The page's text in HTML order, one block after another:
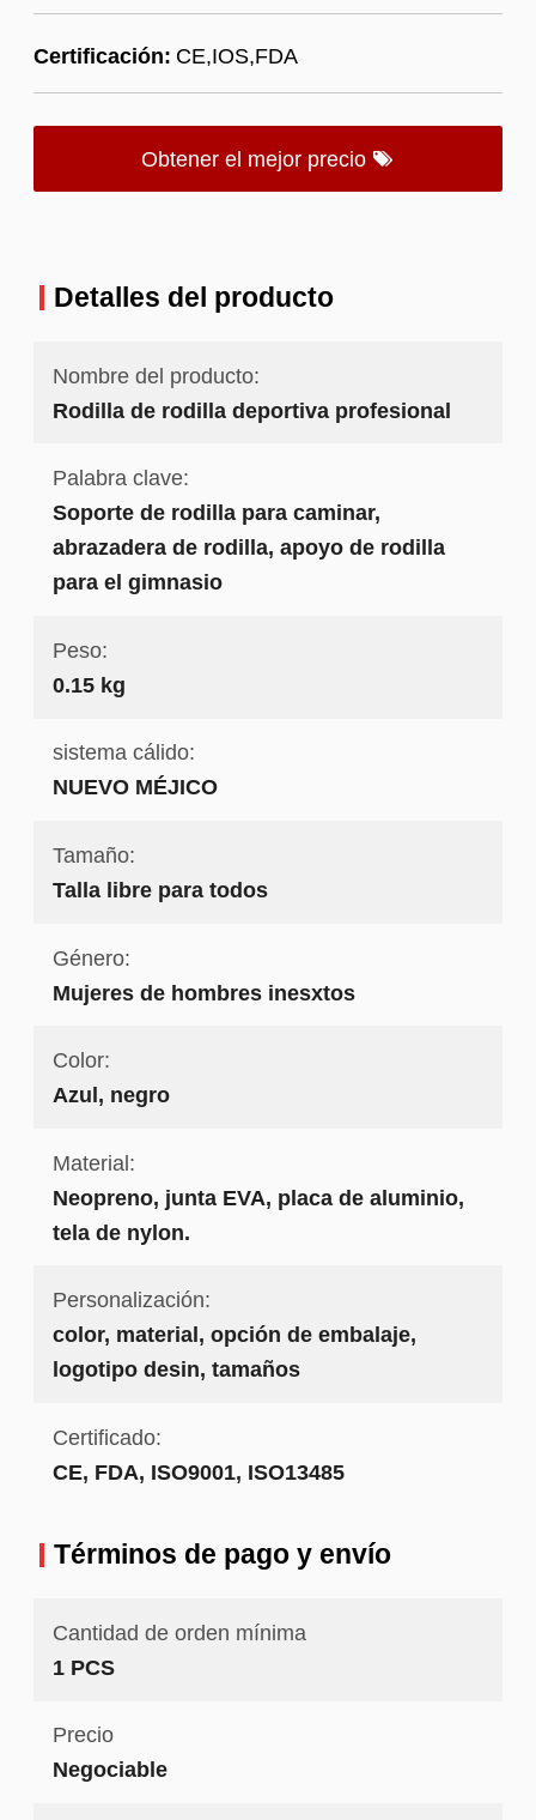
Certificación: CE,IOS,FDA
Obtener el mejor precio
Detalles del producto
Nombre del producto:
Rodilla de rodilla deportiva profesional
Palabra clave:
Soporte de rodilla para caminar,
abrazadera de rodilla, apoyo de rodilla
para el gimnasio
Peso:
0.15 kg
sistema cálido:
NUEVO MÉJICO
Tamaño:
Talla libre para todos
Género:
Mujeres de hombres inesxtos
Color:
Azul, negro
Material:
Neopreno, junta EVA, placa de aluminio,
tela de nylon.
Personalización:
color, material, opción de embalaje,
logotipo desin, tamaños
Certificado:
CE, FDA, ISO9001, ISO13485
Términos de pago y envío
Cantidad de orden mínima
1 PCS
Precio
Negociable